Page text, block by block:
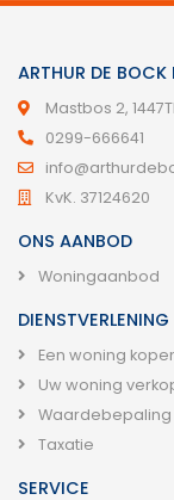
ARTHUR DE BOCK
Mastbos 2,
0299-666641
KvK. 37124620
ONS AANBOD
Woningaanbod
DIENSTVERLENING
Een woning
Uw woning
Waardebepaling
Taxatie
SERVICE